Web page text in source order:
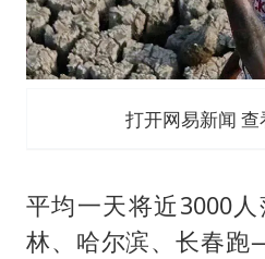
打开网易新闻
平均一天将近3000
林、哈尔滨、长春